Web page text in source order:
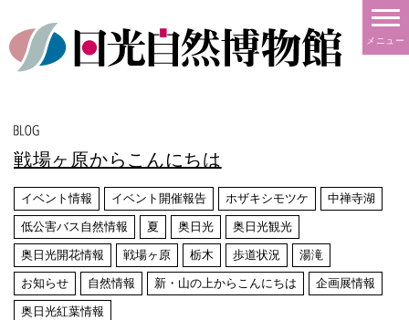
メニュー
戦場ヶ原からこんにちは
イベント情報 イベント開催報告 ホザキシモツケ 中禅寺湖
低公害バス自然情報 夏 奥日光 奥日光観光
奥日光開花情報 戦場ヶ原 栃木 歩道状況 湯滝
お知らせ 自然情報 新・山の上からこんにちは 企画展情報
奥日光紅葉情報